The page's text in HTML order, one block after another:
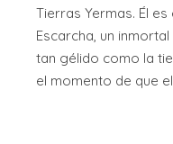
Tierras Yermas. Él
Escarcha, un
tan gélido como la
el momento de que